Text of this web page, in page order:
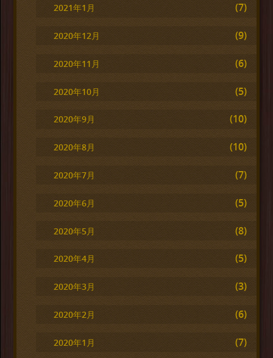
2021年1月 (7)
2020年12月 (9)
2020年11月 (6)
2020年10月 (5)
2020年9月 (10)
2020年8月 (10)
2020年7月 (7)
2020年6月 (5)
2020年5月 (8)
2020年4月 (5)
2020年3月 (3)
2020年2月 (6)
2020年1月 (7)